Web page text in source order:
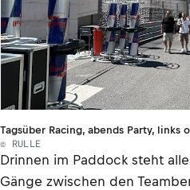
Tagsüber Racing, abends Party, links
© RULLE
Drinnen im Paddock steht
Gänge zwischen den